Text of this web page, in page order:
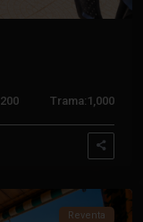
200 Trama: 1,000
Reventa